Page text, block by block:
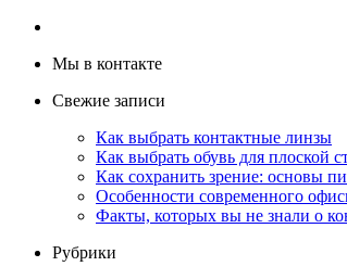
Мы в контакте
Свежие записи
Как выбрать контактные линзы
Как выбрать обувь для плоской
Как сохранить зрение: основы
Особенности современного
Факты, которых вы не знали о
Рубрики